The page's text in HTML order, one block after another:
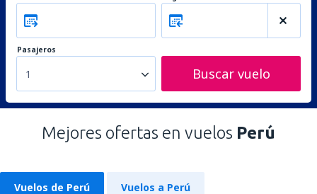
Pasajeros
1 Buscar vuelo
Mejores ofertas en vuelos Perú
Vuelos de Perú Vuelos a Perú